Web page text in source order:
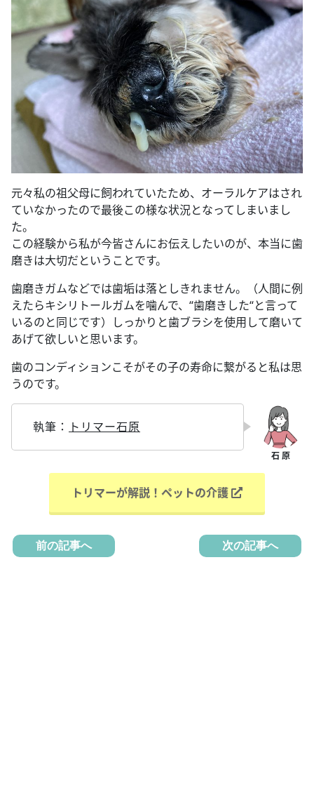
元々私の祖父母に飼われていたため、オーラルケアはされ
ていなかったので最後この様な状況となってしまいまし
た。
この経験から私が今皆さんにお伝えしたいのが、本当に歯
磨きは大切だということです。
歯磨きガムなどでは歯垢は落としきれません。（人間に例
えたらキシリトールガムを噛んで、“歯磨きした“と言って
いるのと同じです）しっかりと歯ブラシを使用して磨いて
あげて欲しいと思います。
歯のコンディションこそがその子の寿命に繋がると私は思
うのです。
執筆： トリマー石原
トリマーが解説！ペットの介護
前の記事へ 次の記事へ